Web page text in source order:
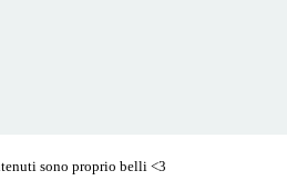
sono proprio belli <3